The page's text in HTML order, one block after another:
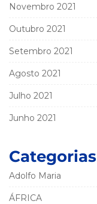
Novembro 2021
Outubro 2021
Setembro 2021
Agosto 2021
Julho 2021
Junho 2021
Categorias
Adolfo Maria
ÁFRICA